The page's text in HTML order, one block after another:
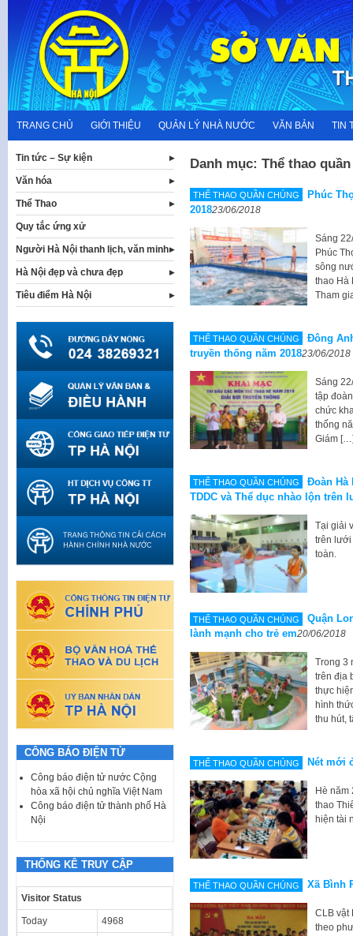
content
TRANG CHỦ GIỚI THIỆU QUẢN LÝ NHÀ NƯỚC VĂN BẢN TIN
Danh mục: Thể thao
THỂ THAO QUẦN CHÚNG
Phúc
201823/06/2018
Sáng
Phúc
sông
thao Hà
Tham
THỂ THAO QUẦN CHÚNG
Đông
truyền thống năm 201823/06/2018
Sáng
tập
chức
thống
Giám
THỂ THAO QUẦN CHÚNG
Đoàn Hà
TDDC và Thể dục nhào lộn trên
Tại giải
trên lưới
toàn.
THỂ THAO QUẦN CHÚNG
Quận
lành mạnh cho trẻ em20/06/2018
Trong 3
trên địa
thực
hình
thu hút,
THỂ THAO QUẦN CHÚNG Nét mới
Hè năm
thao
hiện tài
THỂ THAO QUẦN CHÚNG Xã Bình
CLB vật
theo
Tin tức – Sự kiện
Văn hóa
Thể Thao
Quy tắc ứng xử
Người Hà Nội thanh lịch, văn minh
Hà Nội đẹp và chưa đẹp
Tiêu điểm Hà Nội
CÔNG BÁO ĐIỆN TỬ
Công báo điện tử nước Cộng
hòa xã hội chủ nghĩa Việt Nam
Công báo điện tử thành phố Hà
Nội
THỐNG KÊ TRUY CẬP
Visitor Status
Today 4968